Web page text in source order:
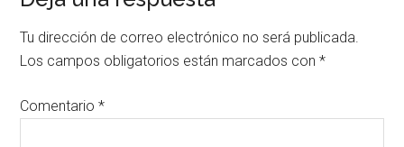
con
los
lectores
Tu dirección de correo electrónico no será publicada.
Los campos obligatorios están marcados con*
Comentario*